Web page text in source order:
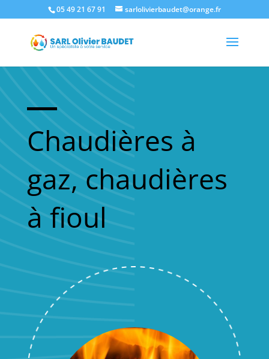
05 49 21 67 91 sarlolivierbaudet@orange.fr
Chaudières à
gaz, chaudières
à fioul